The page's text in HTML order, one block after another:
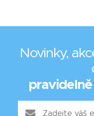
Novinky,